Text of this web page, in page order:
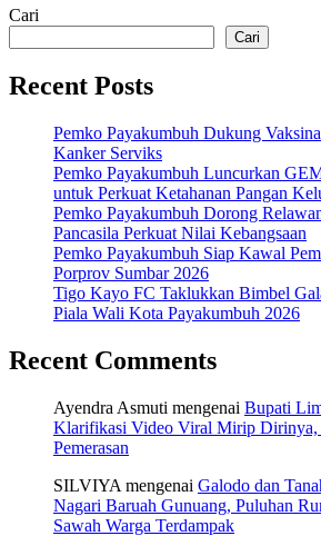
Cari
Cari
Recent Posts
Pemko Payakumbuh Dukung
Kanker Serviks
Pemko Payakumbuh Luncurkan
untuk Perkuat Ketahanan Pangan
Pemko Payakumbuh Dorong
Pancasila Perkuat Nilai Kebangsaan
Pemko Payakumbuh Siap Kawal
Porprov Sumbar 2026
Tigo Kayo FC Taklukkan Bimbel
Piala Wali Kota Payakumbuh 2026
Recent Comments
Ayendra Asmuti mengenai Bupati
Klarifikasi Video Viral Mirip Dirinya,
Pemerasan
SILVIYA mengenai Galodo dan
Nagari Baruah Gunuang, Puluhan
Sawah Warga Terdampak